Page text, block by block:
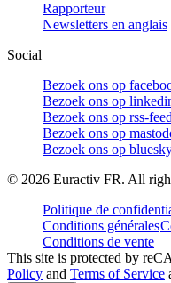
Rapporteur
Newsletters en anglais
Social
Bezoek ons op
Bezoek ons op
Bezoek ons op rss-feed
Bezoek ons op
Bezoek ons op
© 2026 Euractiv FR. All
Politique de
Conditions générales
Conditions de vente
This site is protected by
Policy and Terms of Service